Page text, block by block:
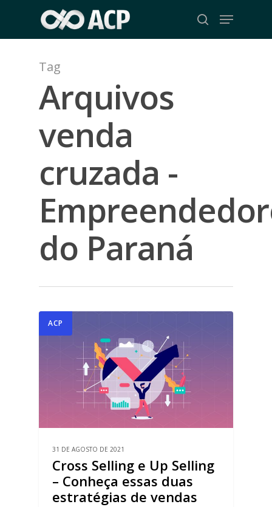
main
search
Menu
Tag
Arquivos
venda
cruzada -
do Paraná
ACP
31 DE AGOSTO DE 2021
Cross Selling e Up Selling
– Conheça essas duas
estratégias de vendas
Close